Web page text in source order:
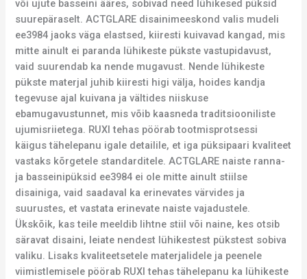
või ujute basseini ääres, sobivad need lühikesed püksid
suurepäraselt. ACTGLARE disainimeeskond valis mudeli
ee3984 jaoks väga elastsed, kiiresti kuivavad kangad, mis
mitte ainult ei paranda lühikeste pükste vastupidavust,
vaid suurendab ka nende mugavust. Nende lühikeste
pükste materjal juhib kiiresti higi välja, hoides kandja
tegevuse ajal kuivana ja vältides niiskuse
ebamugavustunnet, mis võib kaasneda traditsiooniliste
ujumisriietega. RUXI tehas pöörab tootmisprotsessi
käigus tähelepanu igale detailile, et iga püksipaari kvaliteet
vastaks kõrgetele standarditele. ACTGLARE naiste ranna-
ja basseinipüksid ee3984 ei ole mitte ainult stiilse
disainiga, vaid saadaval ka erinevates värvides ja
suurustes, et vastata erinevate naiste vajadustele.
Ükskõik, kas teile meeldib lihtne stiil või naine, kes otsib
säravat disaini, leiate nendest lühikestest pükstest sobiva
valiku. Lisaks kvaliteetsetele materjalidele ja peenele
viimistlemisele pöörab RUXI tehas tähelepanu ka lühikeste